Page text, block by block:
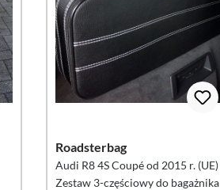
Roadsterbag
Audi R8 4S Coupé od 2015 r. (UE)
Zestaw 3-częściowy do bagażnika